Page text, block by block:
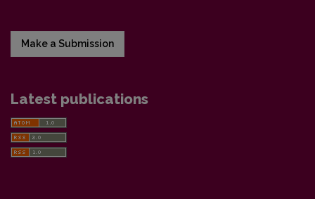
Make a Submission
Latest publications